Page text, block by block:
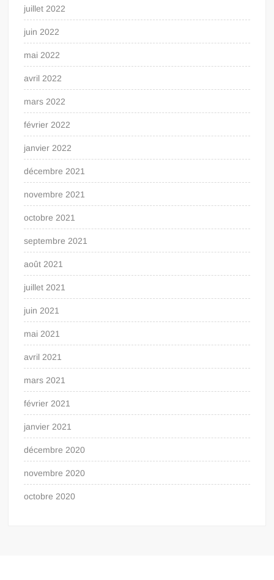
juillet 2022
juin 2022
mai 2022
avril 2022
mars 2022
février 2022
janvier 2022
décembre 2021
novembre 2021
octobre 2021
septembre 2021
août 2021
juillet 2021
juin 2021
mai 2021
avril 2021
mars 2021
février 2021
janvier 2021
décembre 2020
novembre 2020
octobre 2020